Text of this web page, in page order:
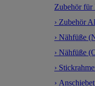
Zubehör
› Zubehör
› Nähfüße
› Nähfüße
›
›